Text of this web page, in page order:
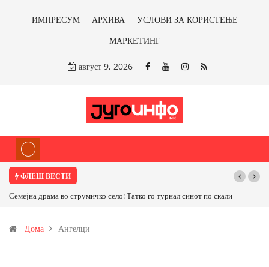
ИМПРЕСУМ АРХИВА
УСЛОВИ ЗА КОРИСТЕЊЕ
МАРКЕТИНГ
август 9, 2026
ФЛЕШ ВЕСТИ
по скалиТРАМП НАРЕДИ ВОЈСКАТА ДА КОРИСТИ МЕТАЛИ САМО ОД
бакарот од Иловица и со антимонот?
Дома Ангелци